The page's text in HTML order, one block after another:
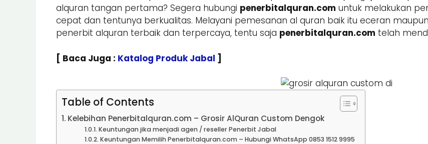
alquran tangan pertama? Segera hubungi penerbitalquran.com untuk melakukan
cepat dan tentunya berkualitas. Melayani pemesanan al quran baik itu eceran
penerbit alquran terbaik dan terpercaya, tentu saja penerbitalquran.com telah
[ Baca Juga : Katalog Produk Jabal ]
Table of Contents
Kelebihan Penerbitalquran.com – Grosir AlQuran Custom Dengok
Keuntungan jika menjadi agen / reseller Penerbit Jabal
Keuntungan Memilih Penerbitalquran.com – Hubungi WhatsApp 0853 1512 9995